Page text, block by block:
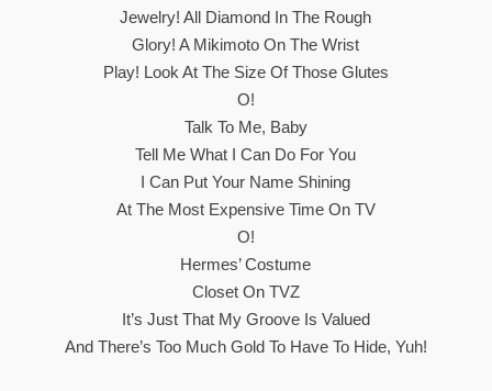
Jewelry! All Diamond In The Rough
Glory! A Mikimoto On The Wrist
Play! Look At The Size Of Those Glutes
O!
Talk To Me, Baby
Tell Me What I Can Do For You
I Can Put Your Name Shining
At The Most Expensive Time On TV
O!
Hermes’ Costume
Closet On TVZ
It’s Just That My Groove Is Valued
And There’s Too Much Gold To Have To Hide, Yuh!